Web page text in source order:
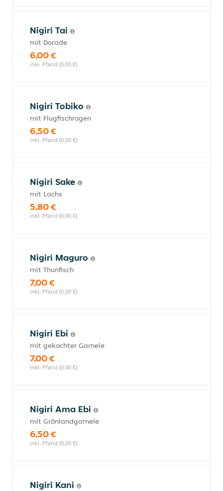
Nigiri Tai
mit Dorade
6,00 €
inkl. Pfand (0,00 €)
Nigiri Tobiko
mit Flugfischrogen
6,50 €
inkl. Pfand (0,00 €)
Nigiri Sake
mit Lachs
5,80 €
inkl. Pfand (0,00 €)
Nigiri Maguro
mit Thunfisch
7,00 €
inkl. Pfand (0,00 €)
Nigiri Ebi
mit gekochter Garnele
7,00 €
inkl. Pfand (0,00 €)
Nigiri Ama Ebi
mit Grönlandgarnele
6,50 €
inkl. Pfand (0,00 €)
Nigiri Kani